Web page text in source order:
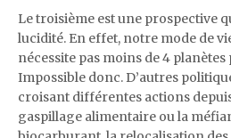
Le troisième est une prospective
lucidité. En effet, notre mode de
nécessite pas moins de 4
Impossible donc. D’autres
croisant différentes actions
gaspillage alimentaire ou la